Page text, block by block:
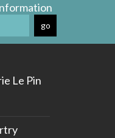
Le Pin